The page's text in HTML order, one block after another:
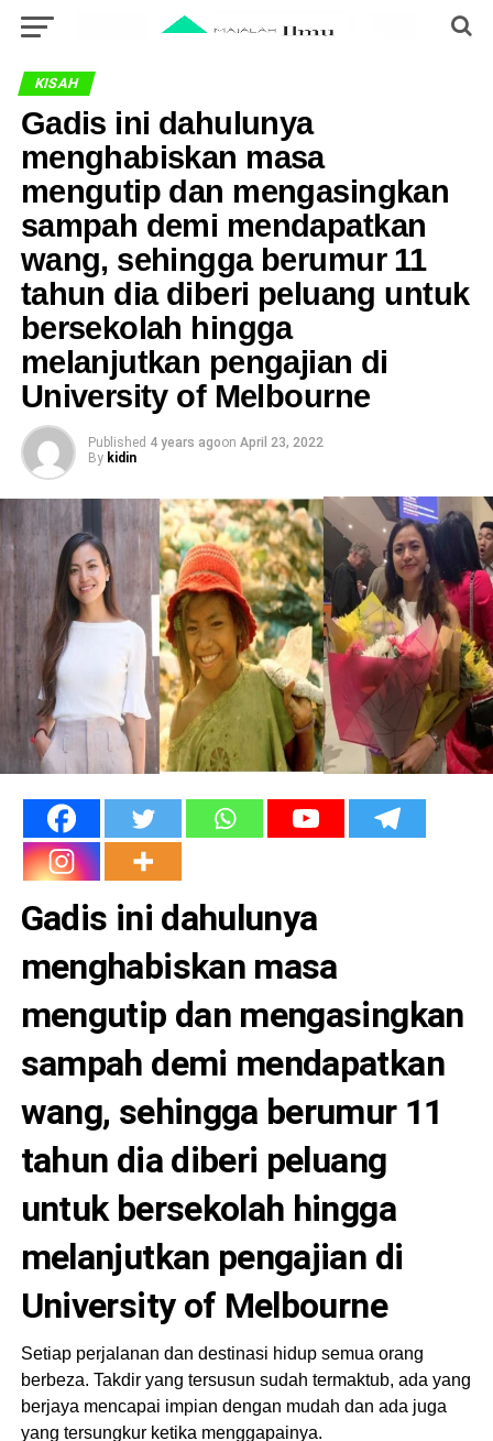
KISAH
Gadis ini dahulunya
menghabiskan masa
mengutip dan mengasingkan
sampah demi mendapatkan
wang, sehingga berumur 11
tahun dia diberi peluang untuk
bersekolah hingga
melanjutkan pengajian di
University of Melbourne
Published 4 years agoon April 23, 2022
By kidin
Gadis ini dahulunya
menghabiskan masa
mengutip dan mengasingkan
sampah demi mendapatkan
wang, sehingga berumur 11
tahun dia diberi peluang
untuk bersekolah hingga
melanjutkan pengajian di
University of Melbourne
Setiap perjalanan dan destinasi hidup semua orang
berbeza. Takdir yang tersusun sudah termaktub, ada yang
berjaya mencapai impian dengan mudah dan ada juga
yang tersungkur ketika menggapainya.